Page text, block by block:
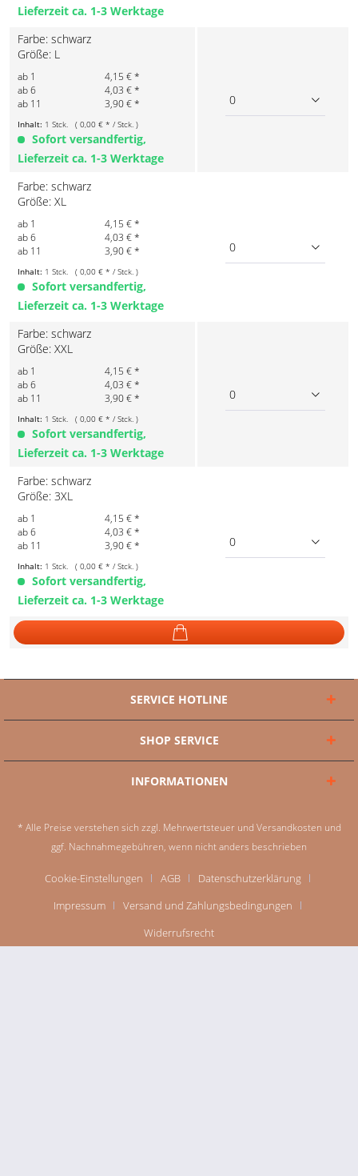
Lieferzeit ca. 1-3 Werktage
Farbe: schwarz
Größe: L
ab 1
4,15 € *
ab 6
4,03 € *
ab 11
3,90 € *
Inhalt: 1 Stck. ( 0,00 € * / Stck. )
Sofort versandfertig,
Lieferzeit ca. 1-3 Werktage
0
Farbe: schwarz
Größe: XL
ab 1
4,15 € *
ab 6
4,03 € *
ab 11
3,90 € *
Inhalt: 1 Stck. ( 0,00 € * / Stck. )
Sofort versandfertig,
Lieferzeit ca. 1-3 Werktage
0
Farbe: schwarz
Größe: XXL
ab 1
4,15 € *
ab 6
4,03 € *
ab 11
3,90 € *
Inhalt: 1 Stck. ( 0,00 € * / Stck. )
Sofort versandfertig,
Lieferzeit ca. 1-3 Werktage
0
Farbe: schwarz
Größe: 3XL
ab 1
4,15 € *
ab 6
4,03 € *
ab 11
3,90 € *
Inhalt: 1 Stck. ( 0,00 € * / Stck. )
Sofort versandfertig,
Lieferzeit ca. 1-3 Werktage
0
SERVICE HOTLINE
SHOP SERVICE
INFORMATIONEN
* Alle Preise verstehen sich zzgl. Mehrwertsteuer und Versandkosten und
ggf. Nachnahmegebühren, wenn nicht anders beschrieben
Cookie-Einstellungen AGB
Datenschutzerklärung
Impressum
Versand und Zahlungsbedingungen
Widerrufsrecht